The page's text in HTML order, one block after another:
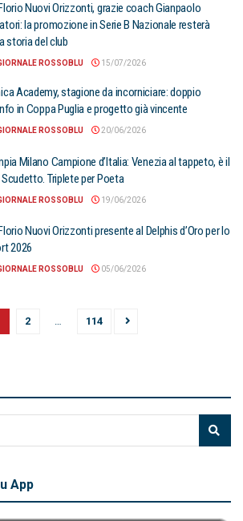
Nuovi Orizzonti, grazie coach Gianpaolo
la promozione in Serie B Nazionale resterà
storia del club
ROSSOBLU 15/07/2026
Academy, stagione da incorniciare: doppio
in Coppa Puglia e progetto già vincente
ROSSOBLU 20/06/2026
Milano Campione d’Italia: Venezia al tappeto, è il
Scudetto. Triplete per Poeta
ROSSOBLU 19/06/2026
Nuovi Orizzonti presente al Delphis d’Oro per lo
2026
ROSSOBLU 05/06/2026
2 114
App